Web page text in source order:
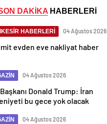
DAKİKA HABERLERİ
HABERLERİ 04 Ağustos 2026
evden eve nakliyat haber
04 Ağustos 2026
Donald Trump: İran
bu gece yok olacak
04 Ağustos 2026